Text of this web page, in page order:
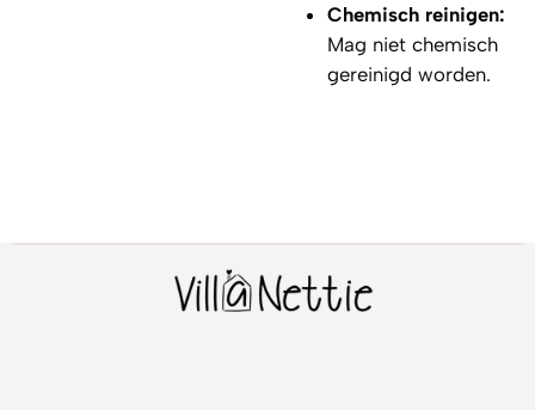
Chemisch reinigen:
Mag niet chemisch
gereinigd worden.